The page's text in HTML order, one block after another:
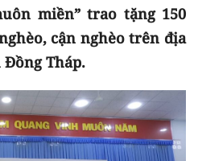
miền” trao tặng 150
cận nghèo trên địa
Tháp.